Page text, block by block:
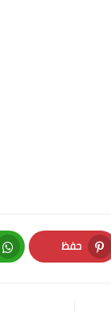
حفظ
Pinterest